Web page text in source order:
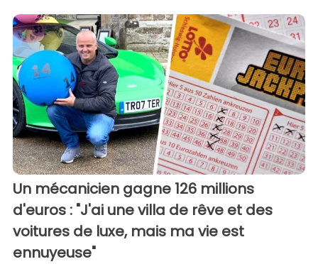
Un mécanicien gagne 126 millions
d'euros : "J'ai une villa de rêve et des
voitures de luxe, mais ma vie est
ennuyeuse"